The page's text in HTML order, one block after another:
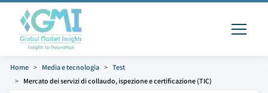
Home Media e tecnologia
Test
Mercato dei servizi di collaudo, ispezione e certificazione (TIC)